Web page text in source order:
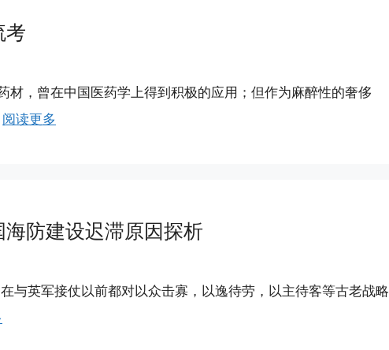
考
材，曾在中国医药学上得到积极的应用；但作为麻醉性的奢侈
阅读更多
防建设迟滞原因探析
与英军接仗以前都对以众击寡，以逸待劳，以主待客等古老战略